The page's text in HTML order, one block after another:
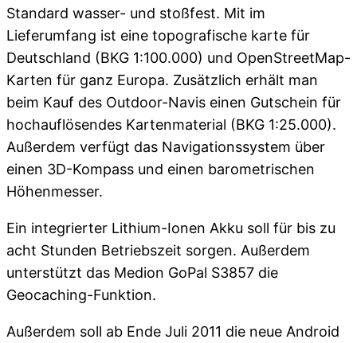
Standard wasser- und stoßfest. Mit im
Lieferumfang ist eine topografische karte für
Deutschland (BKG 1:100.000) und OpenStreetMap-
Karten für ganz Europa. Zusätzlich erhält man
beim Kauf des Outdoor-Navis einen Gutschein für
hochauflösendes Kartenmaterial (BKG 1:25.000).
Außerdem verfügt das Navigationssystem über
einen 3D-Kompass und einen barometrischen
Höhenmesser.
Ein integrierter Lithium-Ionen Akku soll für bis zu
acht Stunden Betriebszeit sorgen. Außerdem
unterstützt das Medion GoPal S3857 die
Geocaching-Funktion.
Außerdem soll ab Ende Juli 2011 die neue Android